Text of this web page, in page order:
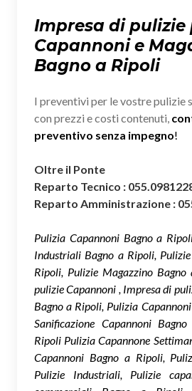
Impresa di pulizie
Capannoni e
Bagno a Ripoli
I preventivi per le vostre pulizie
con prezzi e costi contenuti,
preventivo senza impegno!
Oltre il Ponte
Reparto Tecnico :
Reparto Amministrazione :
Pulizia Capannoni Bagno a
Industriali Bagno a Ripoli,
Ripoli, Pulizie Magazzino
pulizie Capannoni , Impresa di
Bagno a Ripoli, Pulizia
Sanificazione Capannoni
Ripoli Pulizia Capannone
Capannoni Bagno a Ripoli,
Pulizie Industriali, Pulizie